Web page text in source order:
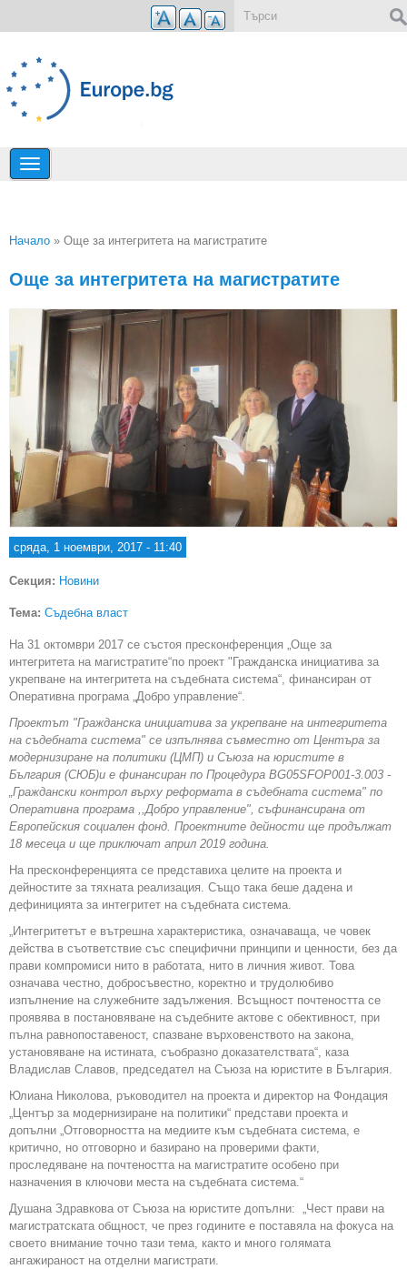
Премини към основното съдържание
Начало » Още за интегритета на магистратите
Още за интегритета на магистратите
сряда, 1 ноември, 2017 - 11:40
Секция: Новини
Тема: Съдебна власт
На 31 октомври 2017 се състоя пресконференция „Още за
интегритета на магистратите“по проект "Гражданска инициатива за
укрепване на интегритета на съдебната система“, финансиран от
Оперативна програма „Добро управление“.
Проектът "Гражданска инициатива за укрепване на интегритета
на съдебната система" се изпълнява съвместно от Центъра за
модернизиране на политики (ЦМП) и Съюза на юристите в
България (СЮБ)и е финансиран по Процедура BG05SFOP001-3.003 -
„Граждански контрол върху реформата в съдебната система" по
Оперативна програма ,,Добро управление", съфинансирана от
Европейския социален фонд. Проектните дейности ще продължат
18 месеца и ще приключат април 2019 година.
На пресконференцията се представиха целите на проекта и
дейностите за тяхната реализация. Също така беше дадена и
дефиницията за интегритет на съдебната система.
„Интегритетът е вътрешна характеристика, означаваща, че човек
действа в съответствие със специфични принципи и ценности, без да
прави компромиси нито в работата, нито в личния живот. Това
означава честно, добросъвестно, коректно и трудолюбиво
изпълнение на служебните задължения. Всъщност почтеността се
проявява в постановяване на съдебните актове с обективност, при
пълна равнопоставеност, спазване върховенството на закона,
установяване на истината, съобразно доказателствата“, каза
Владислав Славов, председател на Съюза на юристите в България.
Юлиана Николова, ръководител на проекта и директор на Фондация
„Център за модернизиране на политики“ представи проекта и
допълни „Отговорността на медиите към съдебната система, е
критично, но отговорно и базирано на проверими факти,
проследяване на почтеността на магистратите особено при
назначения в ключови места на съдебната система.“
Душана Здравкова от Съюза на юристите допълни: „Чест прави на
магистратската общност, че през годините е поставяла на фокуса на
своето внимание точно тази тема, както и много голямата
ангажираност на отделни магистрати.